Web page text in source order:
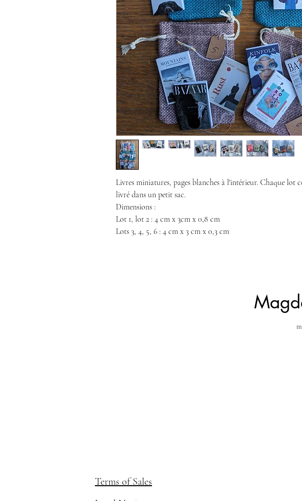
Livres miniatures, pages blanches à l'intérieur. Chaque lot
livré dans un petit sac.
Dimensions :
Lot 1, lot 2 : 4 cm x 3cm x 0,8 cm
Lots 3, 4, 5, 6 : 4 cm x 3 cm x 0,3 cm
Terms of Sales